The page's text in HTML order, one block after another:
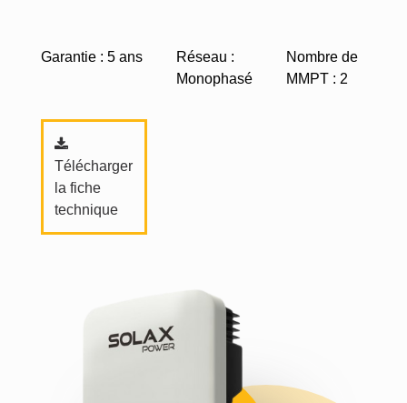
Garantie : 5 ans
Réseau :
Monophasé
Nombre de
MMPT : 2
Télécharger
la fiche
technique